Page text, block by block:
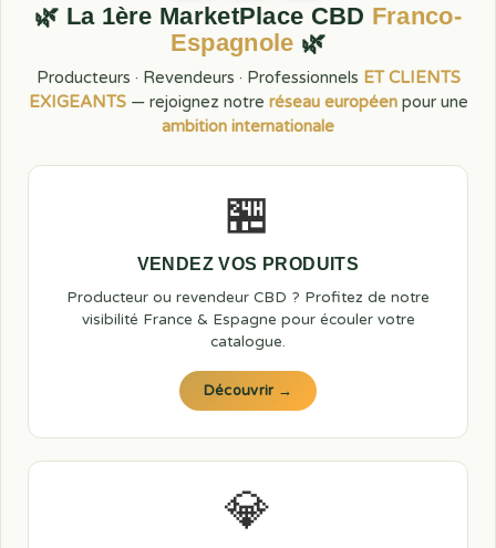
🌿 La 1ère MarketPlace CBD Franco-
Espagnole 🌿
Producteurs · Revendeurs · Professionnels ET CLIENTS
EXIGEANTS— rejoignez notre réseau européenpour une
ambition internationale
🏪
VENDEZ VOS PRODUITS
Producteur ou revendeur CBD ? Profitez de notre
visibilité France & Espagne pour écouler votre
catalogue.
Découvrir →
💎